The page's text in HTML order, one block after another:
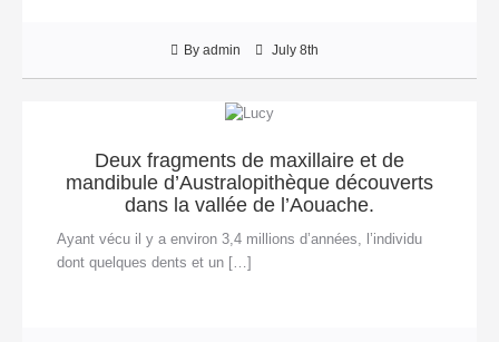
By admin July 8th
Deux fragments de maxillaire et de
mandibule d’Australopithèque découverts
dans la vallée de l’Aouache.
Ayant vécu il y a environ 3,4 millions d’années, l’individu
dont quelques dents et un […]